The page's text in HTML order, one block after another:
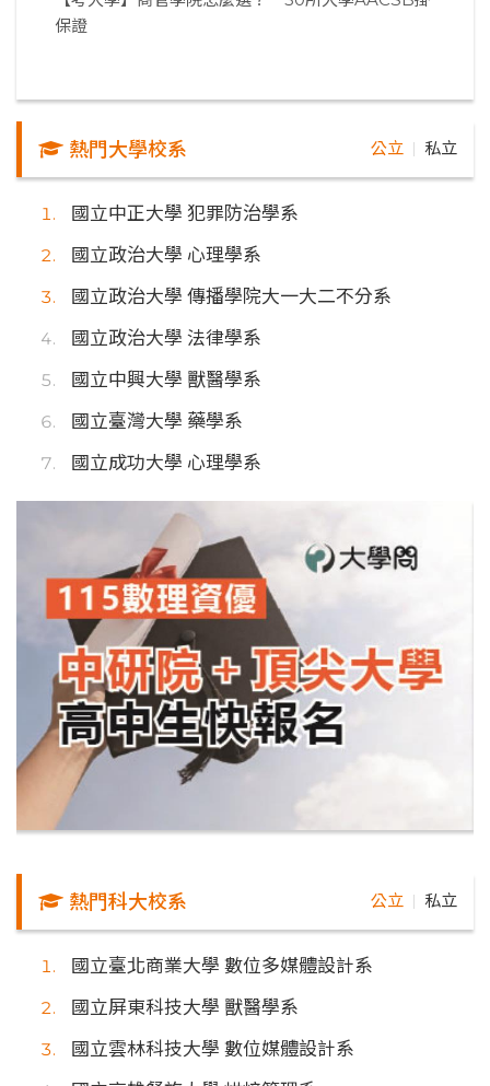
保證
熱門大學校系 公立 私立
國立中正大學 犯罪防治學系
國立政治大學 心理學系
國立政治大學 傳播學院大一大二不分系
國立政治大學 法律學系
國立中興大學 獸醫學系
國立臺灣大學 藥學系
國立成功大學 心理學系
熱門科大校系 公立 私立
國立臺北商業大學 數位多媒體設計系
國立屏東科技大學 獸醫學系
國立雲林科技大學 數位媒體設計系